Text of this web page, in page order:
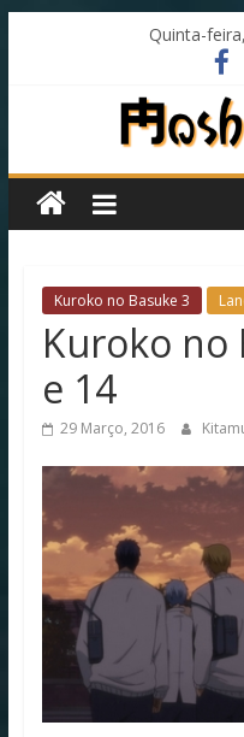
Quinta-
Moshi
Moshi
Subs
fansub
diferente
todos
os
outros!
Kuroko no Basuke 3
Kuroko no
e 14
29 Março, 2016